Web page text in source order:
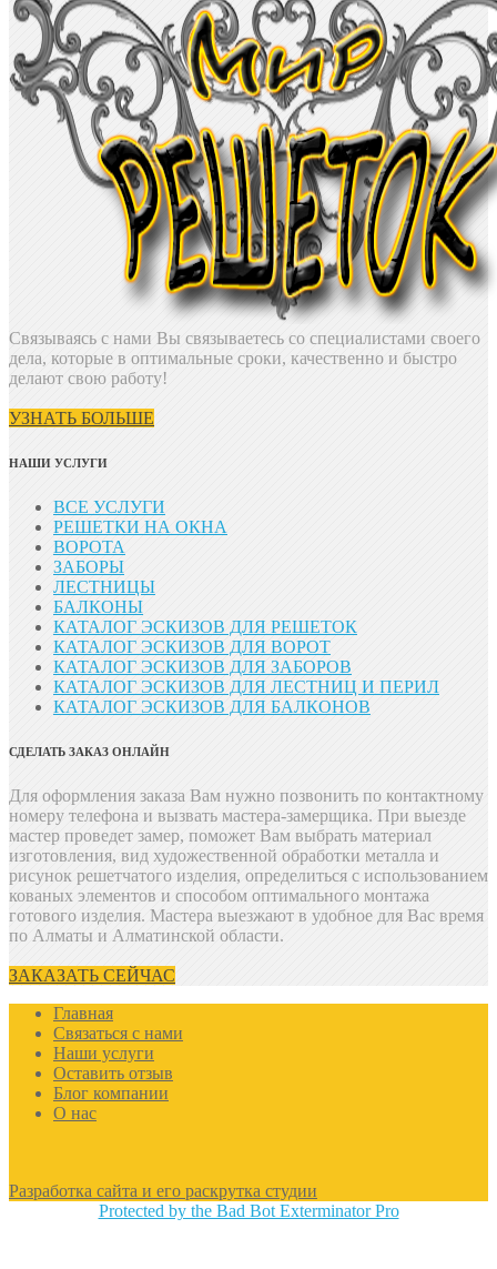
Связываясь с нами Вы связываетесь со специалистами своего
дела, которые в оптимальные сроки, качественно и быстро
делают свою работу!
УЗНАТЬ БОЛЬШЕ
НАШИ УСЛУГИ
ВСЕ УСЛУГИ
РЕШЕТКИ НА ОКНА
ВОРОТА
ЗАБОРЫ
ЛЕСТНИЦЫ
БАЛКОНЫ
КАТАЛОГ ЭСКИЗОВ ДЛЯ РЕШЕТОК
КАТАЛОГ ЭСКИЗОВ ДЛЯ ВОРОТ
КАТАЛОГ ЭСКИЗОВ ДЛЯ ЗАБОРОВ
КАТАЛОГ ЭСКИЗОВ ДЛЯ ЛЕСТНИЦ И ПЕРИЛ
КАТАЛОГ ЭСКИЗОВ ДЛЯ БАЛКОНОВ
СДЕЛАТЬ ЗАКАЗ ОНЛАЙН
Для оформления заказа Вам нужно позвонить по контактному
номеру телефона и вызвать мастера-замерщика. При выезде
мастер проведет замер, поможет Вам выбрать материал
изготовления, вид художественной обработки металла и
рисунок решетчатого изделия, определиться с использованием
кованых элементов и способом оптимального монтажа
готового изделия. Мастера выезжают в удобное для Вас время
по Алматы и Алматинской области.
ЗАКАЗАТЬ СЕЙЧАС
Главная
Связаться с нами
Наши услуги
Оставить отзыв
Блог компании
О нас
Разработка сайта и его раскрутка студии
Protected by the Bad Bot Exterminator Pro